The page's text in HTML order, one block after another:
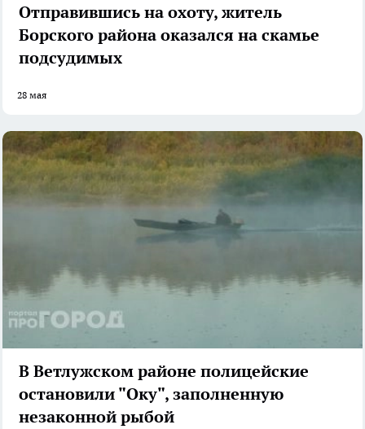
Отправившись на охоту, житель
Борского района оказался на скамье
подсудимых
28 мая
В Ветлужском районе полицейские
остановили "Оку", заполненную
незаконной рыбой